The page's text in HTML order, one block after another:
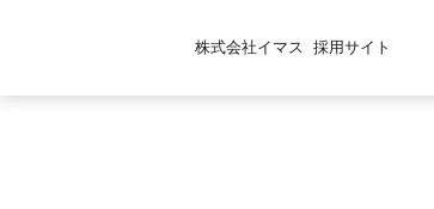
株式会社イマス 採用サイト